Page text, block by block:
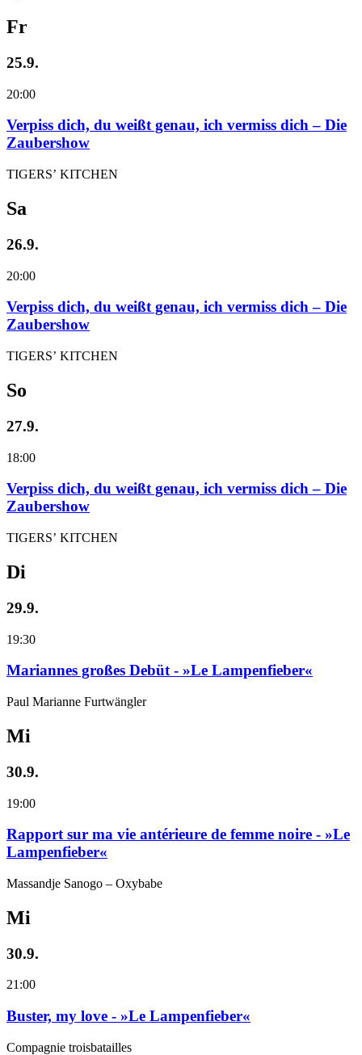
Fr
25.9.
20:00
Verpiss dich, du weißt genau, ich vermiss dich – Die
Zaubershow
TIGERS’ KITCHEN
Sa
26.9.
20:00
Verpiss dich, du weißt genau, ich vermiss dich – Die
Zaubershow
TIGERS’ KITCHEN
So
27.9.
18:00
Verpiss dich, du weißt genau, ich vermiss dich – Die
Zaubershow
TIGERS’ KITCHEN
Di
29.9.
19:30
Mariannes großes Debüt - »Le Lampenfieber«
Paul Marianne Furtwängler
Mi
30.9.
19:00
Rapport sur ma vie antérieure de femme noire - »Le
Lampenfieber«
Massandje Sanogo – Oxybabe
Mi
30.9.
21:00
Buster, my love - »Le Lampenfieber«
Compagnie troisbatailles